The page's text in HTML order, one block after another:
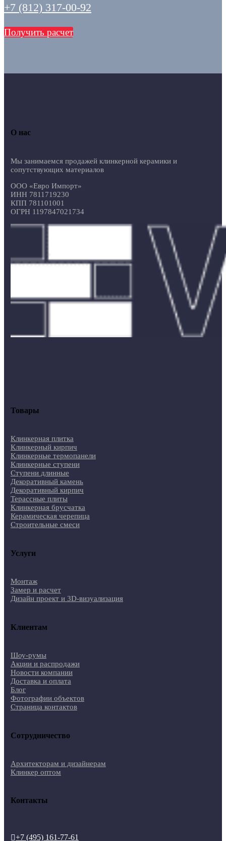
+7 (812) 317-00-92
Получить расчет
О нас
Мы занимаемся продажей клинкерной керамики и
сопутствующих материалов
ООО «Евро Импорт»
ИНН 7811719230
КПП 781101001
ОГРН 1197847021734
Товары
Клинкерная плитка
Клинкерный кирпич
Клинкерные термопанели
Клинкерные ступени
Ступени длинные
Декоративный камень
Декоративный кирпич
Терассные плиты
Клинкерная брусчатка
Керамическая черепица
Строительные смеси
Услуги
Монтаж
Замер и расчет
Дизайн проект и 3D-визуализация
Клиентам
Шоу-румы
Акции и распродажи
Новости компании
Доставка и оплата
Блог
Фотографии объектов
Страница контактов
Сотрудничество
Архитекторам и дизайнерам
Клинкер оптом
Контакты
+7 (495) 161-77-61